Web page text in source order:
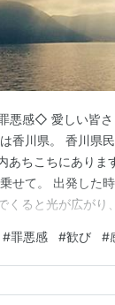
悪感◇ 愛しい皆
香川県。 香川県
あちこちにありま
せて。 出発した
くると光が広がり
観光客が次から次
くてニコニコしな
#罪悪感 #歓び #